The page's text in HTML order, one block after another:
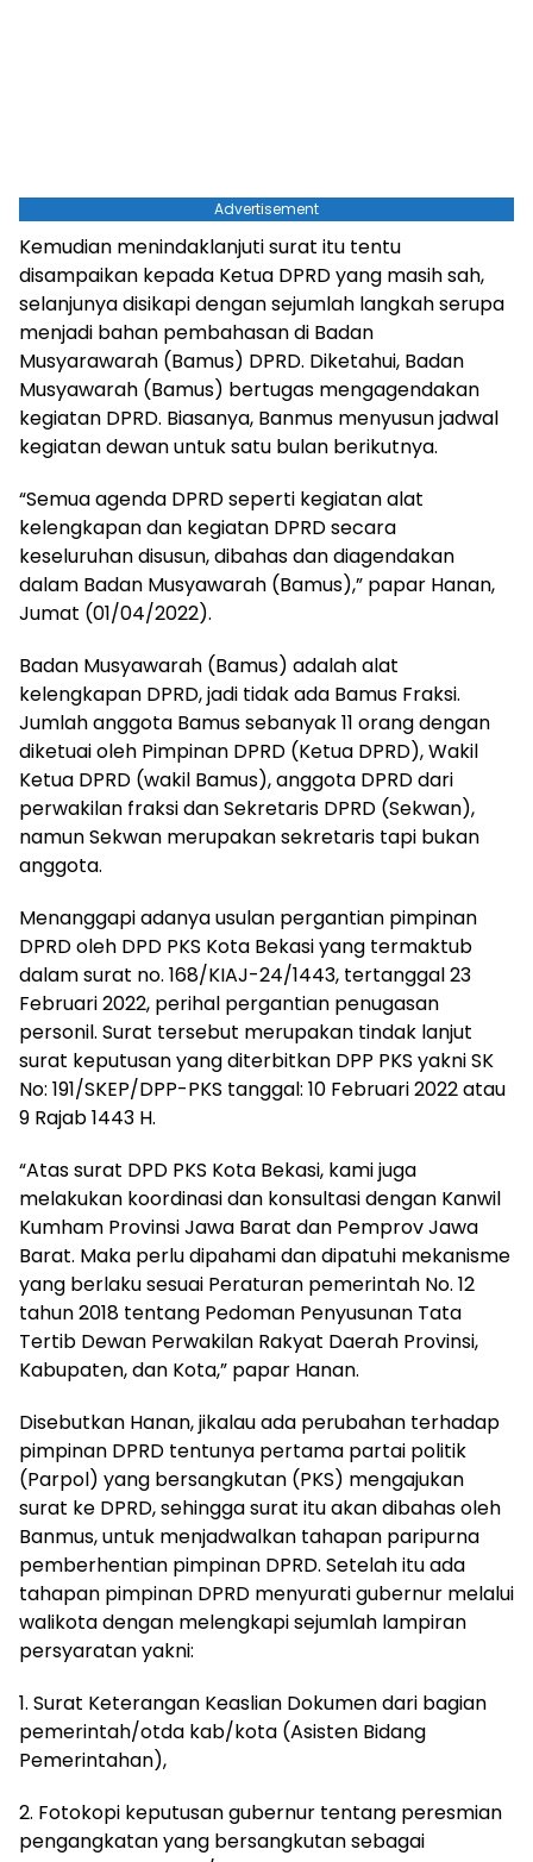
Advertisement
Kemudian menindaklanjuti surat itu tentu
disampaikan kepada Ketua DPRD yang masih sah,
selanjunya disikapi dengan sejumlah langkah serupa
menjadi bahan pembahasan di Badan
Musyarawarah (Bamus) DPRD. Diketahui, Badan
Musyawarah (Bamus) bertugas mengagendakan
kegiatan DPRD. Biasanya, Banmus menyusun jadwal
kegiatan dewan untuk satu bulan berikutnya.
“Semua agenda DPRD seperti kegiatan alat
kelengkapan dan kegiatan DPRD secara
keseluruhan disusun, dibahas dan diagendakan
dalam Badan Musyawarah (Bamus),” papar Hanan,
Jumat (01/04/2022).
Badan Musyawarah (Bamus) adalah alat
kelengkapan DPRD, jadi tidak ada Bamus Fraksi.
Jumlah anggota Bamus sebanyak 11 orang dengan
diketuai oleh Pimpinan DPRD (Ketua DPRD), Wakil
Ketua DPRD (wakil Bamus), anggota DPRD dari
perwakilan fraksi dan Sekretaris DPRD (Sekwan),
namun Sekwan merupakan sekretaris tapi bukan
anggota.
Menanggapi adanya usulan pergantian pimpinan
DPRD oleh DPD PKS Kota Bekasi yang termaktub
dalam surat no. 168/KIAJ-24/1443, tertanggal 23
Februari 2022, perihal pergantian penugasan
personil. Surat tersebut merupakan tindak lanjut
surat keputusan yang diterbitkan DPP PKS yakni SK
No: 191/SKEP/DPP-PKS tanggal: 10 Februari 2022 atau
9 Rajab 1443 H.
“Atas surat DPD PKS Kota Bekasi, kami juga
melakukan koordinasi dan konsultasi dengan Kanwil
Kumham Provinsi Jawa Barat dan Pemprov Jawa
Barat. Maka perlu dipahami dan dipatuhi mekanisme
yang berlaku sesuai Peraturan pemerintah No. 12
tahun 2018 tentang Pedoman Penyusunan Tata
Tertib Dewan Perwakilan Rakyat Daerah Provinsi,
Kabupaten, dan Kota,” papar Hanan.
Disebutkan Hanan, jikalau ada perubahan terhadap
pimpinan DPRD tentunya pertama partai politik
(Parpol) yang bersangkutan (PKS) mengajukan
surat ke DPRD, sehingga surat itu akan dibahas oleh
Banmus, untuk menjadwalkan tahapan paripurna
pemberhentian pimpinan DPRD. Setelah itu ada
tahapan pimpinan DPRD menyurati gubernur melalui
walikota dengan melengkapi sejumlah lampiran
persyaratan yakni:
1. Surat Keterangan Keaslian Dokumen dari bagian
pemerintah/otda kab/kota (Asisten Bidang
Pemerintahan),
2. Fotokopi keputusan gubernur tentang peresmian
pengangkatan yang bersangkutan sebagai